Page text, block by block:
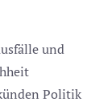
und
Politik